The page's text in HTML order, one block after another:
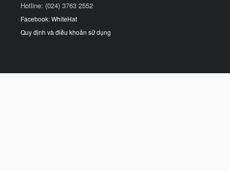
Hotline: (024) 3763 2552
Facebook: WhiteHat
Quy định và điều khoản sử dụng